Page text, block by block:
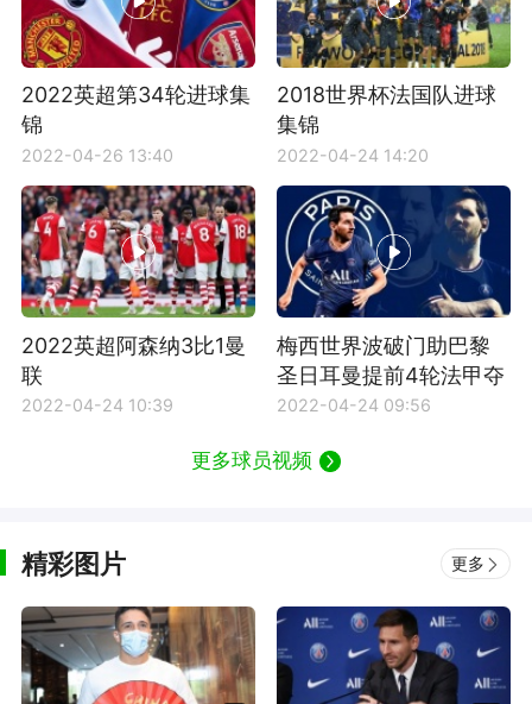
2022英超第34轮进球集
锦
2022-04-26 13:40
2018世界杯法国队进球
集锦
2022-04-24 14:20
2022英超阿森纳3比1曼
联
2022-04-24 10:39
梅西世界波破门助巴黎
圣日耳曼提前4轮法甲夺
冠
2022-04-24 09:56
更多球员视频
精彩图片 更多